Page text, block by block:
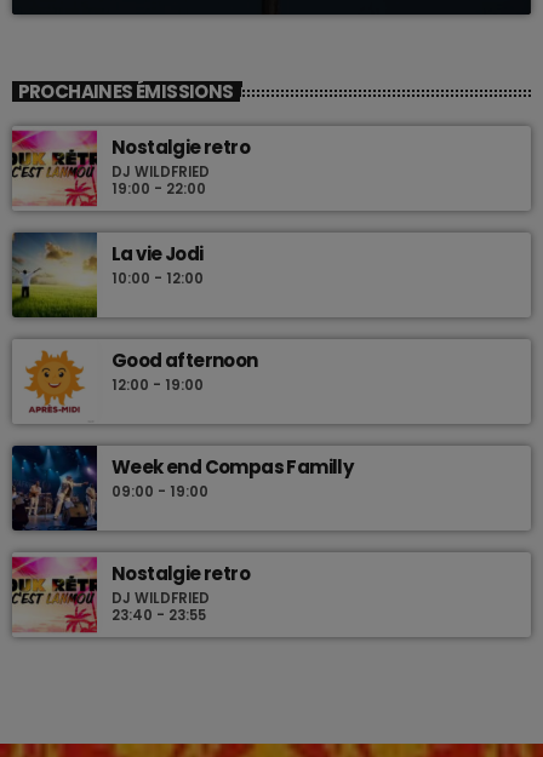
PROCHAINES ÉMISSIONS
Nostalgie retro
DJ WILDFRIED
19:00 - 22:00
La vie Jodi
10:00 - 12:00
Good afternoon
12:00 - 19:00
Week end Compas Familly
09:00 - 19:00
Nostalgie retro
DJ WILDFRIED
23:40 - 23:55